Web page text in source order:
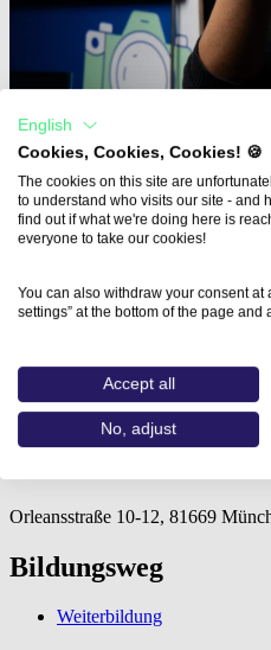
Aus- und Weiterbildungen
Gepr. Medienfachwirt/-in,
Gepr.
Orleansstraße 10-12, 81669
Bildungsweg
Weiterbildung
English
Cookies, Cookies, Cookies! 🍪
The cookies on this site are
to understand who visits our site - and
find out if what we're doing here is
everyone to take our cookies!
You can also withdraw your consent at
settings” at the bottom of the page and
Accept all
No, adjust